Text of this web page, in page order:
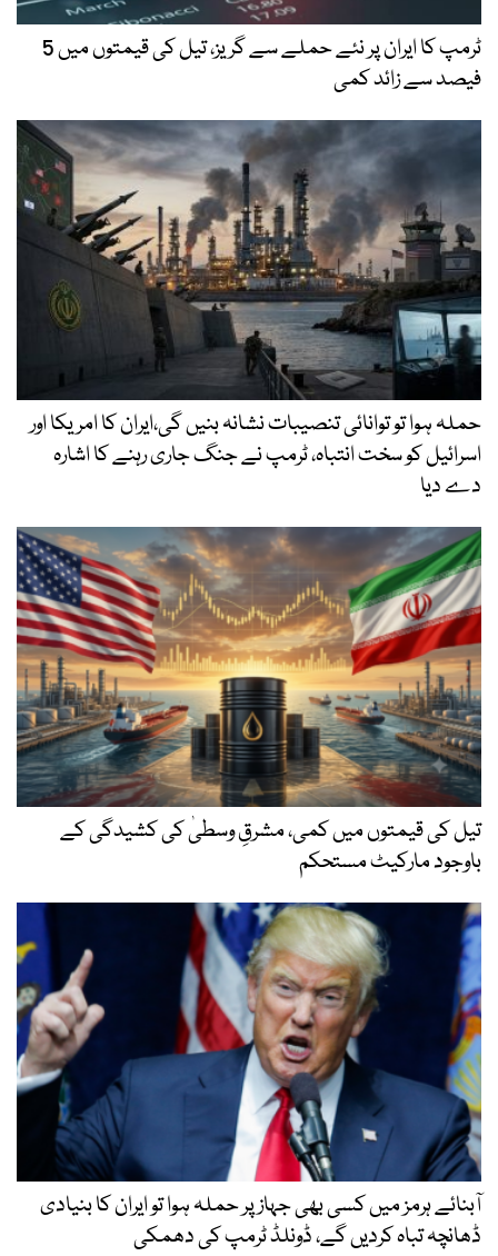
ٹرمپ کا ایران پر نئے حملے سے گریز، تیل کی قیمتوں میں 5
فیصد سے زائد کمی
حملہ ہوا تو توانائی تنصیبات نشانہ بنیں گی،ایران کا امریکا اور
اسرائیل کو سخت انتباہ، ٹرمپ نے جنگ جاری رہنے کا اشارہ
دے دیا
تیل کی قیمتوں میں کمی، مشرقِ وسطیٰ کی کشیدگی کے
باوجود مارکیٹ مستحکم
آبنائے ہرمز میں کسی بھی جہاز پر حملہ ہوا تو ایران کا بنیادی
ڈھانچہ تباہ کردیں گے، ڈونلڈ ٹرمپ کی دھمکی